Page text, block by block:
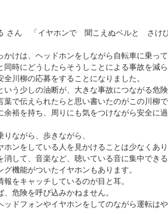
さん 「イヤホンで 聞こえぬベルと さけ
かけは、ヘッドホンをしながら自転車に乗っ
同時にどうしたらそうしことによる事故を減
全川柳の応募をすることになりました。
いう少しの油断が、大きな事故につながる危
葉で伝えられたらと思い書いたのがこの川柳
余裕を持ち、周りにも気をつけながら安全に
ながら、歩きながら、
ホンをしている人を見かけることは少なくあ
消して、音楽など、聴いている音に集中できる
グ機能がついたイヤホンもあります。
をキャッチしているのが目と耳。
危険を呼び込みかねません。
ッドフォンやイヤホンをしてのながら運転は